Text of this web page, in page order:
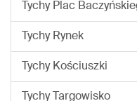
Tychy Plac
Tychy Rynek
Tychy Kościuszki
Tychy Targowisko